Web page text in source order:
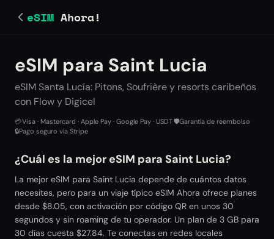
eSIM Ahora!
eSIM para Saint Lucia
eSIM Santa Lucía: Pitons, Soufrière y resorts caribeños
con Flow y Digicel
💳Visa · Mastercard · Apple Pay · Google Pay · USDT🛡️Garantía de reembolso
🔒Pago seguro vía Stripe
¿Cuál es la mejor eSIM para Saint Lucia?
La mejor eSIM para Saint Lucia depende de cuántos datos
necesites, pero para un viaje típico eSIM Ahora ofrece planes
desde $8.05, con activación por código QR en unos 30
segundos y sin roaming de tu operador. Un plan de 3 GB para
30 días cuesta $27.84. Te conectas en redes locales